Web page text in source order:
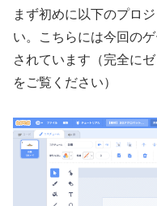
まず初めに以下のプロ
い。こちらには今回の
されています（完全に
をご覧ください）